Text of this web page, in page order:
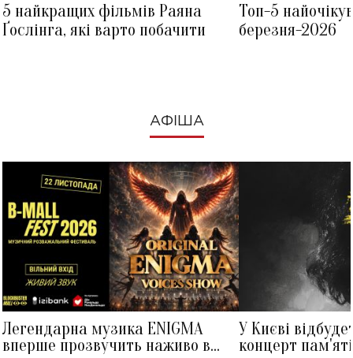
5 найкращих фільмів Раяна
Ґослінга, які варто побачити
Топ-5
березня-2026
АФІША
Легендарна музика ENIGMA
вперше прозвучить наживо в
У Києві
концерт